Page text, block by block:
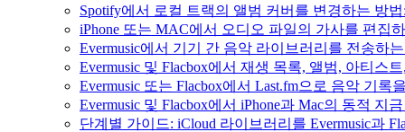
Spotify에서 로컬 트랙의 앨범 커버를 변경하는 방
iPhone 또는 MAC에서 오디오 파일의 가사를 편집
Evermusic에서 기기 간 음악 라이브러리를 전송하
Evermusic 및 Flacbox에서 재생 목록, 앨범, 아티스
Evermusic 또는 Flacbox에서 Last.fm으로 음악 기록
Evermusic 및 Flacbox에서 iPhone과 Mac의 동적 지
단계별 가이드: iCloud 라이브러리를 Evermusic과